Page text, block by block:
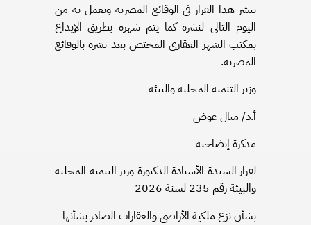
ينشر هذا القرار فى الوقائع المصرية ويعمل به من
اليوم التالى لنشره كما يتم شهره بطريق الإيداع
بمكتب الشهر العقارى المختص بعد نشره بالوقائع
المصرية.
وزير التنمية المحلية والبيئة
أ.د/ منال عوض
مذكرة إيضاحية
لقرار السيدة الأستاذة الدكتورة وزير التنمية المحلية
والبيئة رقم 235 لسنة 2026
بشأن نزع ملكية الأراضى والعقارات الصادر بشأنها